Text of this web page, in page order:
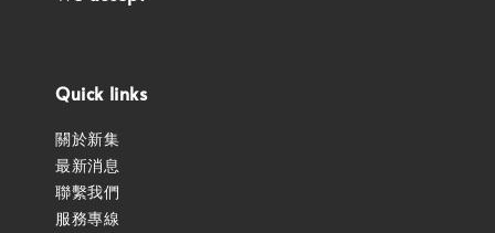
Quick links
關於新集
最新消息
聯繫我們
服務專線